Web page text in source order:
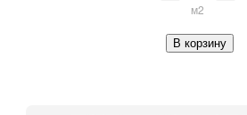
м2
В корзину